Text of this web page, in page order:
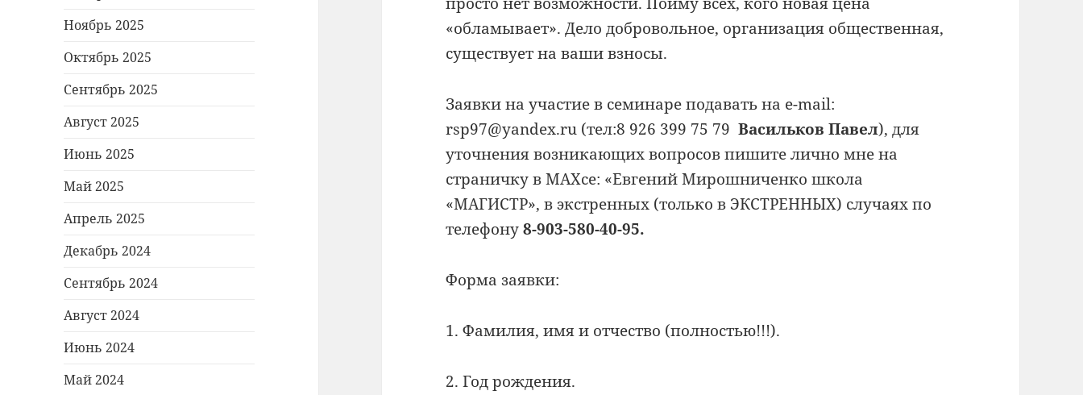
Ноябрь 2025
Октябрь 2025
Сентябрь 2025
Август 2025
Июнь 2025
Май 2025
Апрель 2025
Декабрь 2024
Сентябрь 2024
Август 2024
Июнь 2024
Май 2024
«обламывает». Дело добровольное, организация общественная,
существует на ваши взносы.
Заявки на участие в семинаре подавать на e-mail:
rsp97@yandex.ru (тел:8 926 399 75 79Васильков Павел), для
уточнения возникающих вопросов пишите лично мне на
страничку в МАХсе: «Евгений Мирошниченко школа
«МАГИСТР», в экстренных (только в ЭКСТРЕННЫХ) случаях по
телефону8-903-580-40-95.
Форма заявки:
1. Фамилия, имя и отчество (полностью!!!).
2. Год рождения.